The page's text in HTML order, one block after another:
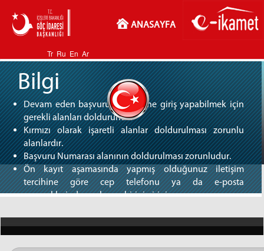
ANASAYFA
Ar
En
Ru
Tr
Bilgi
Devam eden başvuru işlemlerine giriş yapabilmek için
gerekli alanları doldurunuz.
Kırmızı olarak işaretli alanlar doldurulması zorunlu
alanlardır.
Başvuru Numarası alanının doldurulması zorunludur.
Ön kayıt aşamasında yapmış olduğunuz iletişim
tercihine göre cep telefonu ya da e-posta
seçeneklerinden yalnızca birini giriniz.
seçeneklerinden yalnızca birini giriniz.